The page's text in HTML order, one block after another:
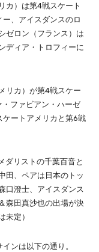
カ）は第4戦スケート
、アイスダンスのロ
ゼロン（フランス）は
ディア・トロフィーに
リカ）が第4戦スケー
・ファビアン・ハーゼ
ケートアメリカと第6戦
ダリストの千葉百音と
田、ペアは日本のトッ
口澄士、アイスダンス
森田真沙也の出場が決
未定）
ンは以下の通り。